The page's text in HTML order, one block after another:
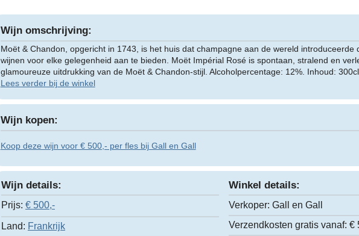
Wijn omschrijving:
Moët & Chandon, opgericht in 1743, is het huis dat champagne aan de wereld introduceerde
wijnen voor elke gelegenheid aan te bieden. Moët Impérial Rosé is spontaan, stralend en
glamoureuze uitdrukking van de Moët & Chandon-stijl. Alcoholpercentage: 12%. Inhoud:
Lees verder bij de winkel
Wijn kopen:
Koop deze wijn voor € 500,- per fles bij Gall en Gall
Wijn details:
Prijs: € 500,-
Land: Frankrijk
Winkel details:
Verkoper: Gall en Gall
Verzendkosten gratis vanaf: €